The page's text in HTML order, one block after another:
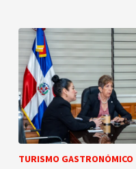
TURISMO GASTRONÓMICO